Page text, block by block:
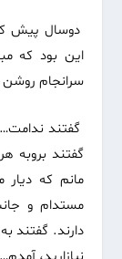
دوسال پیش
این بود که
سرانجام
گفتند
گفتند بروبه
مانم که
مستدام و
دارند. گفتند